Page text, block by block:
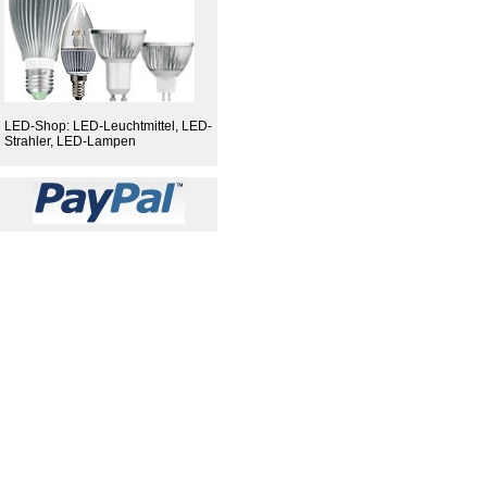
LED-Shop: LED-Leuchtmittel, LED-
Strahler, LED-Lampen